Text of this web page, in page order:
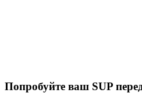
Попробуйте ваш SUP